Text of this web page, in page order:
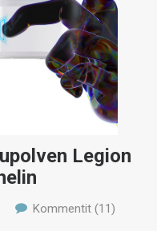
Legion
Kommentit (11)